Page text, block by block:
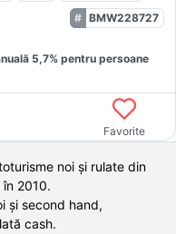
BMW228727
5,7% pentru persoane
Favorite
noi și rulate din
în 2010.
și second hand,
cash.